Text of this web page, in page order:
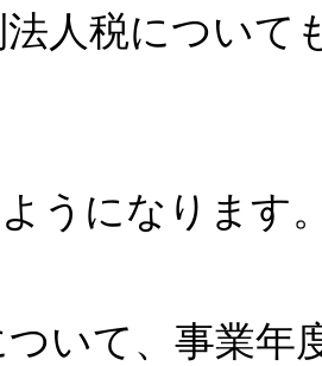
人税について
うになります
ついて、事業年